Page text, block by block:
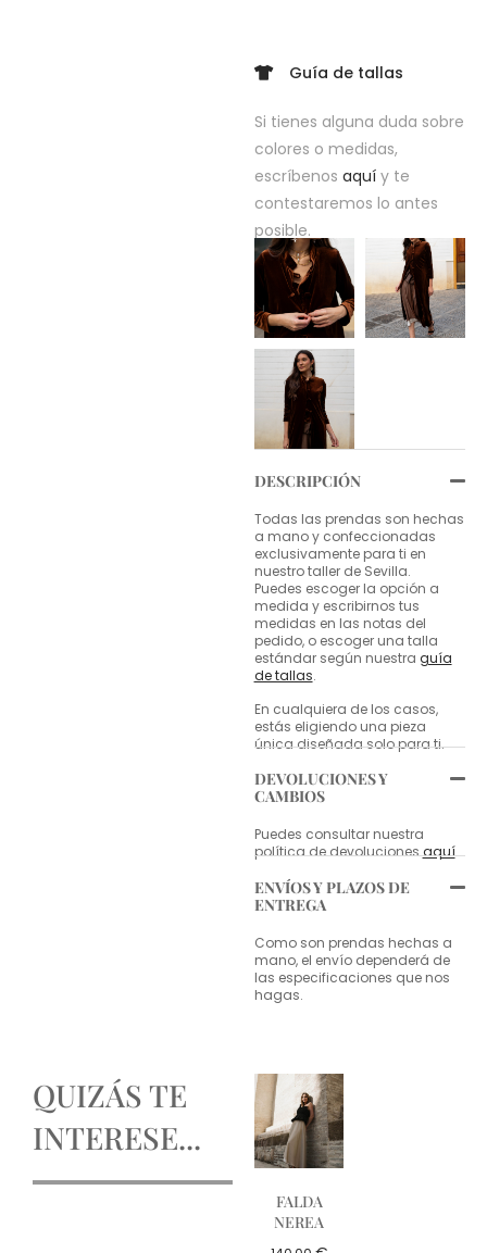
Guía de tallas
Si tienes alguna duda sobre
colores o medidas,
escríbenos aquíy te
contestaremos lo antes
posible.
DESCRIPCIÓN
Todas las prendas son hechas
a mano y confeccionadas
exclusivamente para ti en
nuestro taller de Sevilla.
Puedes escoger la opción a
medida y escribirnos tus
medidas en las notas del
pedido, o escoger una talla
estándar según nuestra guía
de tallas.
En cualquiera de los casos,
estás eligiendo una pieza
única diseñada solo para ti.
DEVOLUCIONES Y
CAMBIOS
Puedes consultar nuestra
política de devolucionesaquí.
ENVÍOS Y PLAZOS DE
ENTREGA
Como son prendas hechas a
mano, el envío dependerá de
las especificaciones que nos
hagas.
QUIZÁS TE
INTERESE...
FALDA
NEREA